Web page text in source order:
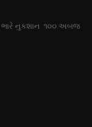
ભારે નુકશાન ૧૦૦ અબજ